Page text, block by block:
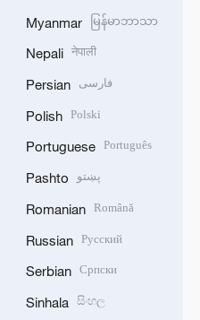
Myanmar မြန်မာဘာသာ
Nepali नेपाली
Persian فارسی
Polish Polski
Portuguese Português
Pashto پښتو
Romanian Română
Russian Русский
Serbian Српски
Sinhala සිංහල